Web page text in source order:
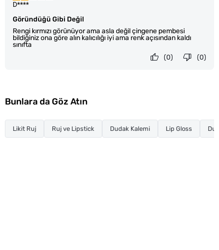
Göründüğü Gibi Değil
Rengi kırmızı görünüyor ama asla değil çingene pembesi
bildiğiniz ona göre alın kalıcılığı iyi ama renk açısından kaldı
sınıfta
D****
(0)
(0)
Bunlara da Göz Atın
Likit Ruj Ruj ve Lipstick Dudak Kalemi Lip Gloss